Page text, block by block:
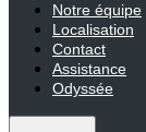
Notre équipe
Localisation
Contact
Assistance
Odyssée